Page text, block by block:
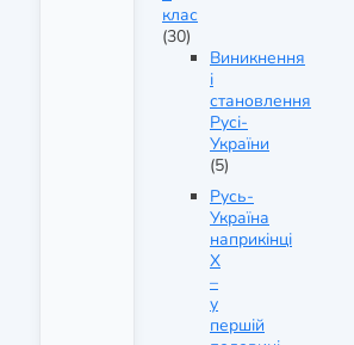
клас
(30)
Виникнення
і
становлення
Русі-
України
(5)
Русь-
Україна
наприкінці
X
–
у
першій